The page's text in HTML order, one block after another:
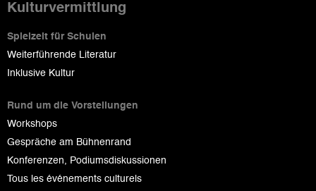
Kulturvermittlung
Spielzeit für Schulen
Weiterführende Literatur
Inklusive Kultur
Rund um die Vorstellungen
Workshops
Gespräche am Bühnenrand
Konferenzen, Podiumsdiskussionen
Tous les événements culturels